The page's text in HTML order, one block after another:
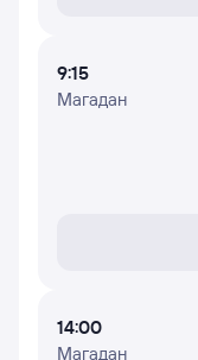
9:15
Магадан
14:00
Магадан